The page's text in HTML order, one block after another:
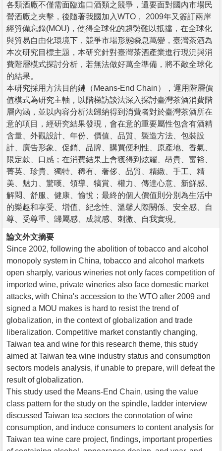
各類酒廠不僅需面臨進口酒類之競爭，還要面對國內市場民
營酒廠之夾擊，後隨著我國加入WTO， 2009年又簽訂兩岸
經貿備忘錄(MOU)，使得全球化的趨勢難以抵擋，在全球化
與貿易自由化環境下，競爭市場形態瞬息萬變，臺灣茶酒為
本次研究目標主題，本研究針對臺灣茶酒產業進行現況與消
費階層模式探討分析，若無法做好萬全準備，將不敵全球化
的結果。
本研究採用方法目的鏈（Means-End Chain），運用階層價
值模式為研究主軸，以階梯訪談法深入探討臺灣茶酒消費階
層內涵，並以內容分析法歸納得到消費者對於臺灣茶酒所在
意的項目，經研究結果發現，會在意的重要屬性包含有酒精
含量、外觀設計、年份、價值、品質、製造方法、包裝設
計、廣告形象、促銷、品牌、購買便利性、原產地、香氣、
限定款、口感；在消費結果上會獲得到炫耀、昂貴、富裕、
菁英、珍貴、獨特、稀有、奢侈、品質、精緻、手工、精
美、魅力、驚嘆、領導、犒賞、權力、傳達心意、新鮮感、
解悶、舒服、健康、愉悅；最終的個人價值則分別為生活中
的樂趣和享受、增值、紀念性、溫馨人際關係、安全感、自
尊、受尊重、歸屬感、成就感、刺激、自我實現。
論文外文摘要
Since 2002, following the abolition of tobacco and alcohol
monopoly system in China, tobacco and alcohol markets
open sharply, various wineries not only faces competition of
imported wine, private wineries also face domestic market
attacks, with China's accession to the WTO after 2009 and
signed a MOU makes is hard to resist the trend of
globalization, in the context of globalization and trade
liberalization. Competitive market constantly changing,
Taiwan tea and wine for this research theme, this study
aimed at Taiwan tea wine industry status and consumption
sectors models analysis, if unable to prepare, will defeat the
result of globalization.
This study used the Means-End Chain, using the value
class pattern for the study on the spindle, ladder interview
discussed Taiwan tea sectors the connotation of wine
consumption, and induce consumers to content analysis for
Taiwan tea wine care project, findings, important properties